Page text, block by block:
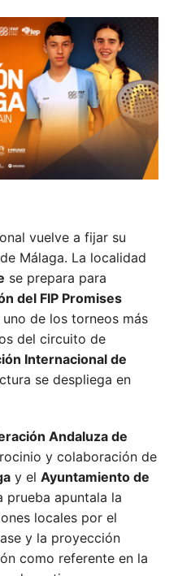
vuelve a fijar su
Málaga. La localidad
se prepara para
del FIP Promises
uno de los torneos más
del circuito de
Internacional de
se despliega en
Andaluza de
y colaboración de
y el Ayuntamiento de
prueba apuntala la
locales por el
y la proyección
como referente en la